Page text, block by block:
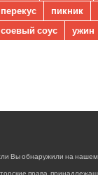
перекус
пикник
соевый соус
ужин
Вы обнаружили на
права,